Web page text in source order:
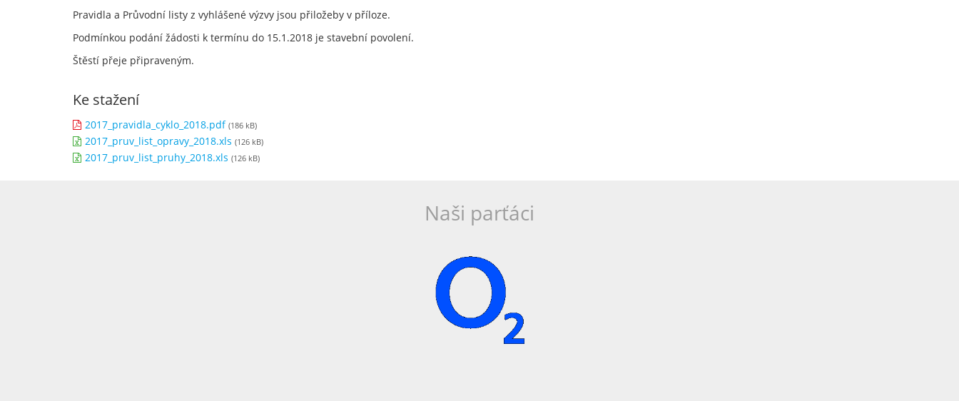
Pravidla a Průvodní listy z vyhlášené výzvy jsou přiložeby v příloze.
Podmínkou podání žádosti k termínu do 15.1.2018 je stavební povolení.
Štěstí přeje připraveným.
Ke stažení
2017_pravidla_cyklo_2018.pdf (186 kB)
2017_pruv_list_opravy_2018.xls (126 kB)
2017_pruv_list_pruhy_2018.xls (126 kB)
Naši parťáci